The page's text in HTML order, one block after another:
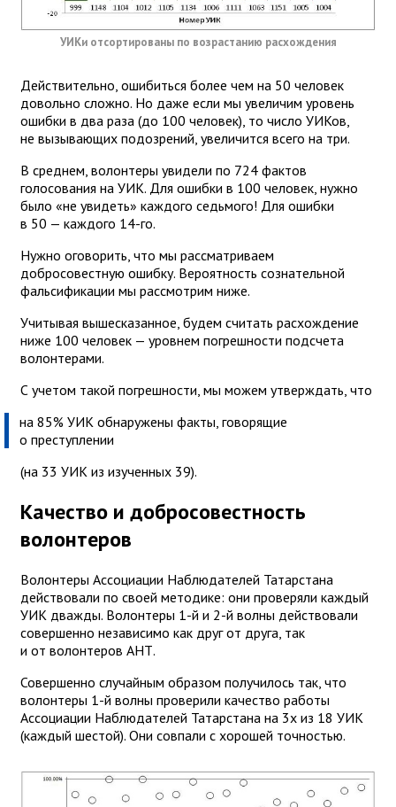
УИКи отсортированы по возрастанию расхождения
Действительно, ошибиться более чем на 50 человек
довольно сложно. Но даже если мы увеличим уровень
ошибки в два раза (до 100 человек), то число УИКов,
не вызывающих подозрений, увеличится всего на три.
В среднем, волонтеры увидели по 724 фактов
голосования на УИК. Для ошибки в 100 человек, нужно
было «не увидеть» каждого седьмого! Для ошибки
в 50 — каждого 14-го.
Нужно оговорить, что мы рассматриваем
добросовестную ошибку. Вероятность сознательной
фальсификации мы рассмотрим ниже.
Учитывая вышесказанное, будем считать расхождение
ниже 100 человек — уровнем погрешности подсчета
волонтерами.
С учетом такой погрешности, мы можем утверждать, что
на 85% УИК обнаружены факты, говорящие
о преступлении
(на 33 УИК из изученных 39).
Качество и добросовестность
волонтеров
Волонтеры Ассоциации Наблюдателей Татарстана
действовали по своей методике: они проверяли каждый
УИК дважды. Волонтеры 1-й и 2-й волны действовали
совершенно независимо как друг от друга, так
и от волонтеров АНТ.
Совершенно случайным образом получилось так, что
волонтеры 1-й волны проверили качество работы
Ассоциации Наблюдателей Татарстана на 3х из 18 УИК
(каждый шестой). Они совпали с хорошей точностью.